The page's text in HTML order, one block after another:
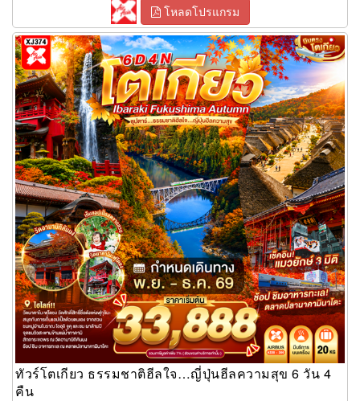
โหลดโปรแกรม
ทัวร์โตเกียว ธรรมชาติฮีลใจ…ญี่ปุ่นฮีลความสุข 6 วัน 4 คืน
ทัวร์โตเกียว ธรรมชาติฮีลใจ…ญี่ปุ่นฮีลความสุข 6 วัน 4
คืน